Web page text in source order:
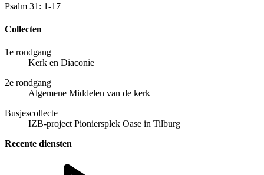
Psalm 31: 1-17
Collecten
1e rondgang
Kerk en Diaconie
2e rondgang
Algemene Middelen van de kerk
Busjescollecte
IZB-project Pioniersplek Oase in Tilburg
Recente diensten